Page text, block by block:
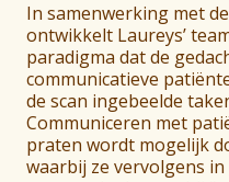
In samenwerking met
ontwikkelt Laureys’
paradigma dat de
communicatieve
de scan ingebeelde
Communiceren met
praten wordt mogelijk
waarbij ze vervolgens in